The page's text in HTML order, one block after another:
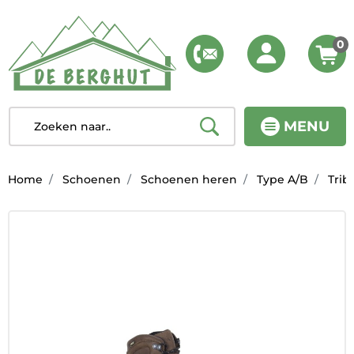
MENU
0
Home Schoenen Schoenen heren Type A/B